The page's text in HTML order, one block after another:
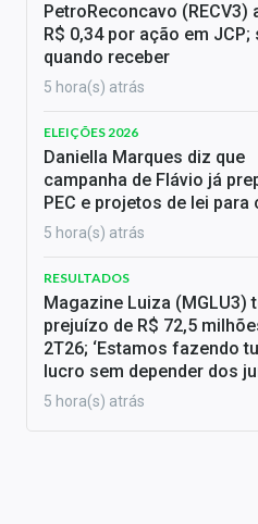
PetroReconcavo (RECV3)
R$ 0,34 por ação em JCP;
quando receber
5 hora(s) atrás
ELEIÇÕES 2026
Daniella Marques diz que
campanha de Flávio já
PEC e projetos de lei
5 hora(s) atrás
RESULTADOS
Magazine Luiza (MGLU3)
prejuízo de R$ 72,5
2T26; ‘Estamos fazendo
lucro sem depender dos
5 hora(s) atrás